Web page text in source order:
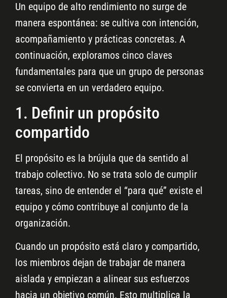
Un equipo de alto rendimiento no surge de
manera espontánea: se cultiva con intención,
acompañamiento y prácticas concretas. A
continuación, exploramos cinco claves
fundamentales para que un grupo de personas
se convierta en un verdadero equipo.
1. Definir un propósito
compartido
El propósito es la brújula que da sentido al
trabajo colectivo. No se trata solo de cumplir
tareas, sino de entender el “para qué” existe el
equipo y cómo contribuye al conjunto de la
organización.
Cuando un propósito está claro y compartido,
los miembros dejan de trabajar de manera
aislada y empiezan a alinear sus esfuerzos
hacia un objetivo común. Esto multiplica la